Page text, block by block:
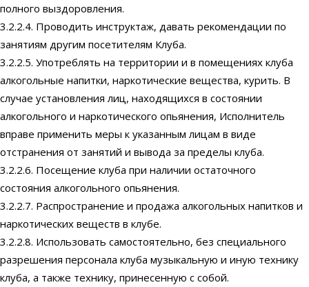
полного выздоровления.
3.2.2.4. Проводить инструктаж, давать рекомендации по
занятиям другим посетителям Клуба.
3.2.2.5. Употреблять на территории и в помещениях клуба
алкогольные напитки, наркотические вещества, курить. В
случае установления лиц, находящихся в состоянии
алкогольного и наркотического опьянения, Исполнитель
вправе применить меры к указанным лицам в виде
отстранения от занятий и вывода за пределы клуба.
3.2.2.6. Посещение клуба при наличии остаточного
состояния алкогольного опьянения.
3.2.2.7. Распространение и продажа алкогольных напитков и
наркотических веществ в клубе.
3.2.2.8. Использовать самостоятельно, без специального
разрешения персонала клуба музыкальную и иную технику
клуба, а также технику, принесенную с собой.